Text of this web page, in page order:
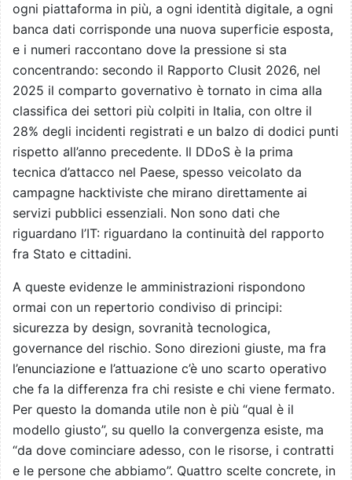
ogni piattaforma in più, a ogni identità digitale, a ogni
banca dati corrisponde una nuova superficie esposta,
e i numeri raccontano dove la pressione si sta
concentrando: secondo il Rapporto Clusit 2026, nel
2025 il comparto governativo è tornato in cima alla
classifica dei settori più colpiti in Italia, con oltre il
28% degli incidenti registrati e un balzo di dodici punti
rispetto all’anno precedente. Il DDoS è la prima
tecnica d’attacco nel Paese, spesso veicolato da
campagne hacktiviste che mirano direttamente ai
servizi pubblici essenziali. Non sono dati che
riguardano l’IT: riguardano la continuità del rapporto
fra Stato e cittadini.
A queste evidenze le amministrazioni rispondono
ormai con un repertorio condiviso di principi:
sicurezza by design, sovranità tecnologica,
governance del rischio. Sono direzioni giuste, ma fra
l’enunciazione e l’attuazione c’è uno scarto operativo
che fa la differenza fra chi resiste e chi viene fermato.
Per questo la domanda utile non è più “qual è il
modello giusto”, su quello la convergenza esiste, ma
“da dove cominciare adesso, con le risorse, i contratti
e le persone che abbiamo”. Quattro scelte concrete, in